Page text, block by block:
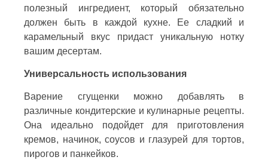
полезный ингредиент, который обязательно
должен быть в каждой кухне. Ее сладкий и
карамельный вкус придаст уникальную нотку
вашим десертам.
Универсальность использования
Варение сгущенки можно добавлять в
различные кондитерские и кулинарные рецепты.
Она идеально подойдет для приготовления
кремов, начинок, соусов и глазурей для тортов,
пирогов и панкейков.